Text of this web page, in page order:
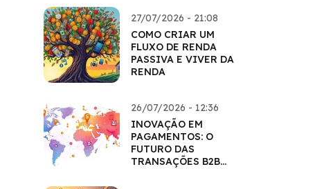
27/07/2026 - 21:08
COMO CRIAR UM
FLUXO DE RENDA
PASSIVA E VIVER DA
RENDA
26/07/2026 - 12:36
INOVAÇÃO EM
PAGAMENTOS: O
FUTURO DAS
TRANSAÇÕES B2B